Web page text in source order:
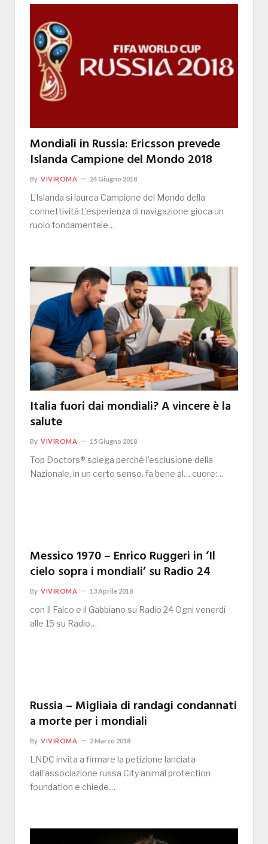
Mondiali in Russia: Ericsson prevede
Islanda Campione del Mondo 2018
By VIVIROMA 24 Giugno 2018
L’Islanda si laurea Campione del Mondo della
connettività L’esperienza di navigazione gioca un
ruolo fondamentale…
Italia fuori dai mondiali? A vincere è la
salute
By VIVIROMA 15 Giugno 2018
Top Doctors® spiega perché l’esclusione della
Nazionale, in un certo senso, fa bene al… cuore:…
Messico 1970 – Enrico Ruggeri in ‘Il
cielo sopra i mondiali’ su Radio 24
By VIVIROMA 13 Aprile 2018
con Il Falco e il Gabbiano su Radio 24 Ogni venerdì
alle 15 su Radio…
Russia – Migliaia di randagi condannati
a morte per i mondiali
By VIVIROMA 2 Marzo 2018
LNDC invita a firmare la petizione lanciata
dall’associazione russa City animal protection
foundation e chiede…